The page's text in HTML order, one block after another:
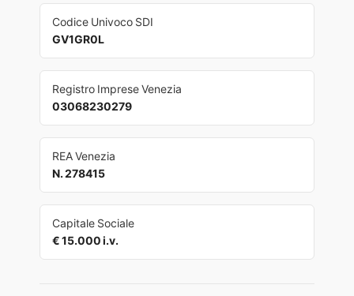
Codice Univoco SDI
GV1GR0L
Registro Imprese Venezia
03068230279
REA Venezia
N. 278415
Capitale Sociale
€ 15.000 i.v.